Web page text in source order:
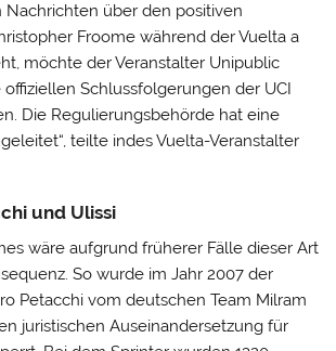
Nachrichten über den positiven
Froome während der Vuelta a
möchte der Veranstalter Unipublic
offiziellen Schlussfolgerungen der UCI
Die Regulierungsbehörde hat eine
teilte indes Vuelta-Veranstalter
und Ulissi
wäre aufgrund früherer Fälle dieser Art
So wurde im Jahr 2007 der
Petacchi vom deutschen Team Milram
juristischen Auseinandersetzung für